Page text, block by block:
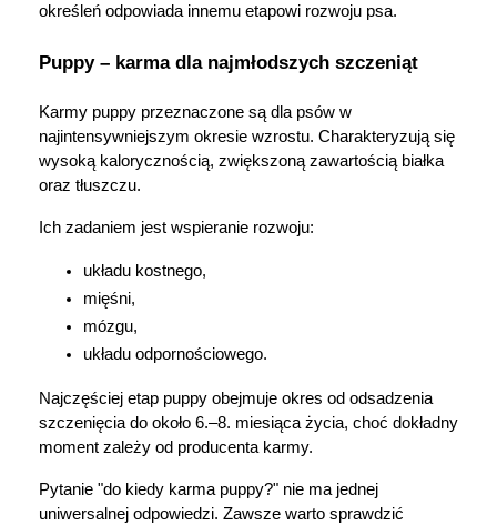
określeń odpowiada innemu etapowi rozwoju psa.
Puppy – karma dla najmłodszych szczeniąt
Karmy puppy przeznaczone są dla psów w
najintensywniejszym okresie wzrostu. Charakteryzują się
wysoką kalorycznością, zwiększoną zawartością białka
oraz tłuszczu.
Ich zadaniem jest wspieranie rozwoju:
układu kostnego,
mięśni,
mózgu,
układu odpornościowego.
Najczęściej etap puppy obejmuje okres od odsadzenia
szczenięcia do około 6.–8. miesiąca życia, choć dokładny
moment zależy od producenta karmy.
Pytanie "do kiedy karma puppy?" nie ma jednej
uniwersalnej odpowiedzi. Zawsze warto sprawdzić